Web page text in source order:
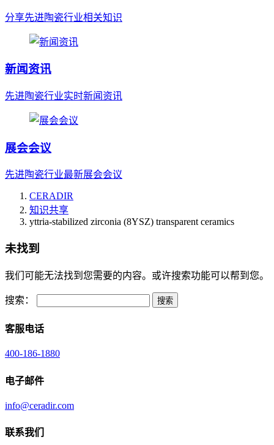
分享先进陶瓷行业相关知识
新闻资讯
先进陶瓷行业实时新闻资讯
展会会议
先进陶瓷行业最新展会会议
CERADIR
知识共享
yttria-stabilized zirconia (8YSZ) transparent ceramics
未找到
我们可能无法找到您需要的内容。或许搜索功能可以帮到您。
搜索：
客服电话
400-186-1880
电子邮件
info@ceradir.com
联系我们